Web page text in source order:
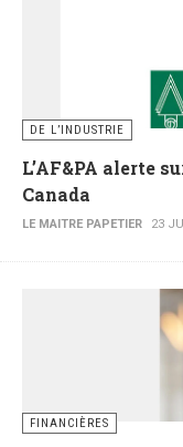
DE L’INDUSTRIE
L’AF&PA alerte
Canada
LE MAITRE PAPETIER 23
FINANCIÈRES